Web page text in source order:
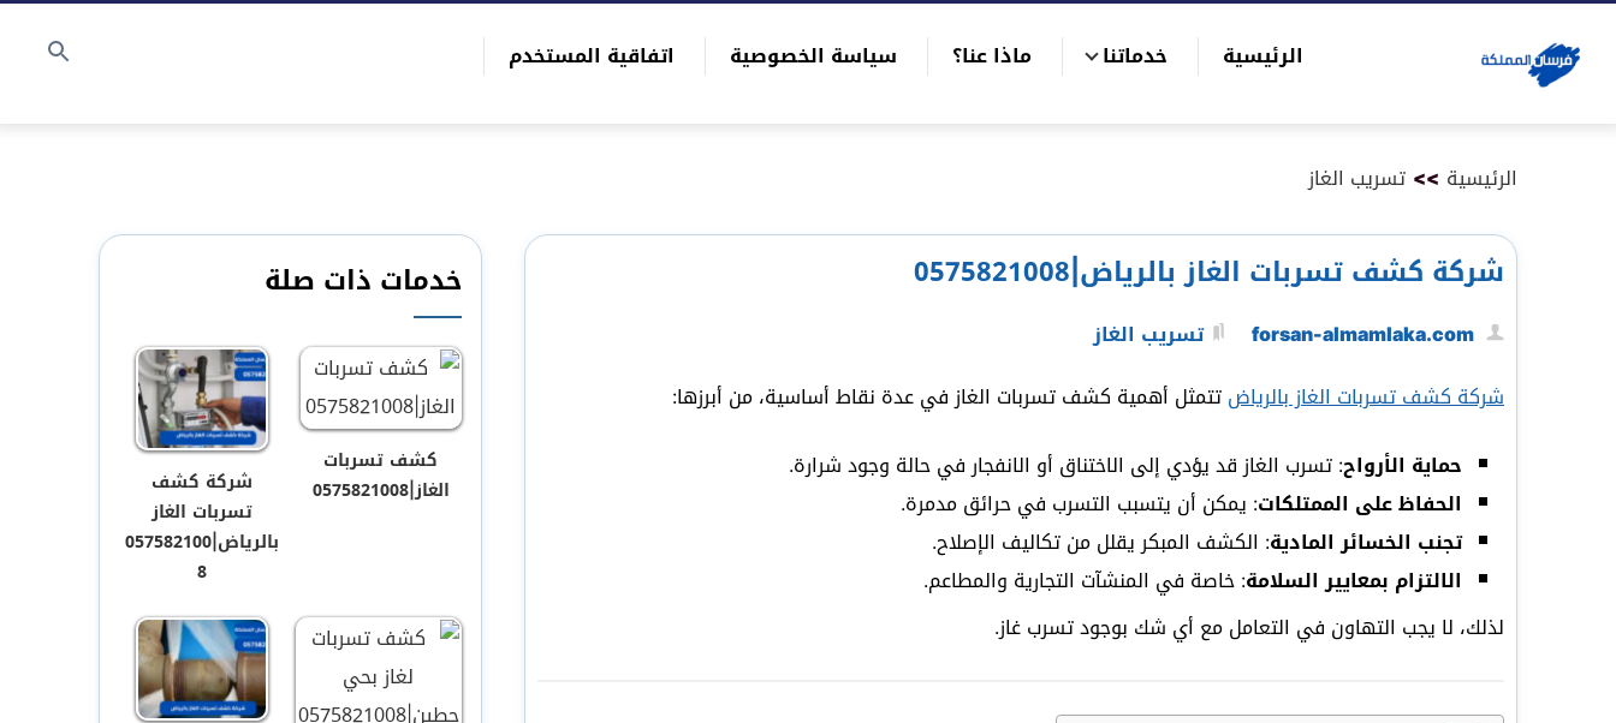
المحتوى
الرئيسية خدماتنا ماذا عنا؟ سياسة الخصوصية اتفاقية المستخدم
الرئيسية >> تسريب الغاز
شركة كشف تسربات الغاز بالرياض|0575821008
forsan-almamlaka.com
تسريب الغاز
شركة كشف تسربات الغاز بالرياضتتمثل أهمية كشف تسربات الغاز في عدة نقاط أساسية، من أبرزها:
حماية الأرواح: تسرب الغاز قد يؤدي إلى الاختناق أو الانفجار في حالة وجود شرارة.
الحفاظ على الممتلكات: يمكن أن يتسبب التسرب في حرائق مدمرة.
تجنب الخسائر المادية: الكشف المبكر يقلل من تكاليف الإصلاح.
الالتزام بمعايير السلامة: خاصة في المنشآت التجارية والمطاعم.
لذلك، لا يجب التهاون في التعامل مع أي شك بوجود تسرب غاز.
خدمات ذات صلة
كشف تسربات
الغاز|0575821008
شركة كشف
تسربات الغاز
بالرياض|057582100
8